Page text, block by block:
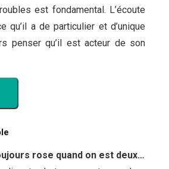
est fondamental. L’écoute
qu’il a de particulier et d’unique
penser qu’il est acteur de son
rose quand on est deux…